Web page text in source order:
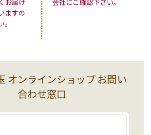
ますの
オンラインショップ お問い
合わせ窓口